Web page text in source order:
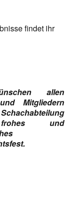
findet ihr
allen
Mitgliedern
und